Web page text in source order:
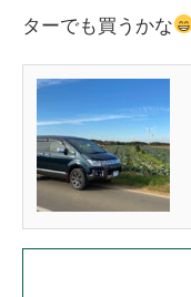
ターでも買うかな